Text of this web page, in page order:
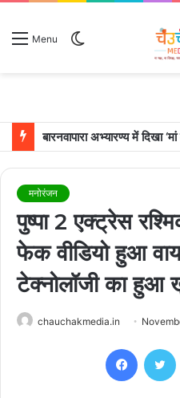
Menu
मनोरंजन
पुष्पा 2 एक्ट्रेस
फेक वीडियो हुआ
टेक्नोलॉजी का हुआ
chauchakmedia.in
Facebook